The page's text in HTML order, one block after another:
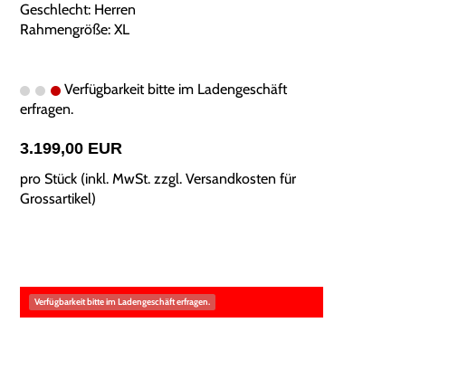
Geschlecht: Herren
Rahmengröße: XL
Verfügbarkeit bitte im Ladengeschäft
erfragen.
3.199,00 EUR
pro Stück (inkl. MwSt. zzgl. Versandkosten für
Grossartikel)
Verfügbarkeit bitte im Ladengeschäft erfragen.